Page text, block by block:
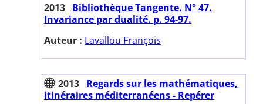
2013 Bibliothèque Tangente. N° 47.
Invariance par dualité. p. 94-97.
Auteur : Lavallou François
2013 Regards sur les mathématiques,
itinéraires méditerranéens - Repérer